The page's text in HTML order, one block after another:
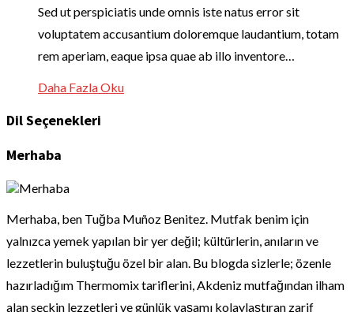
Sed ut perspiciatis unde omnis iste natus error sit
voluptatem accusantium doloremque laudantium, totam
rem aperiam, eaque ipsa quae ab illo inventore…
Daha Fazla Oku
Dil Seçenekleri
Merhaba
Merhaba, ben Tuğba Muñoz Benitez. Mutfak benim için
yalnızca yemek yapılan bir yer değil; kültürlerin, anıların ve
lezzetlerin buluştuğu özel bir alan. Bu blogda sizlerle; özenle
hazırladığım Thermomix tariflerini, Akdeniz mutfağından ilham
alan seçkin lezzetleri ve günlük yaşamı kolaylaştıran zarif